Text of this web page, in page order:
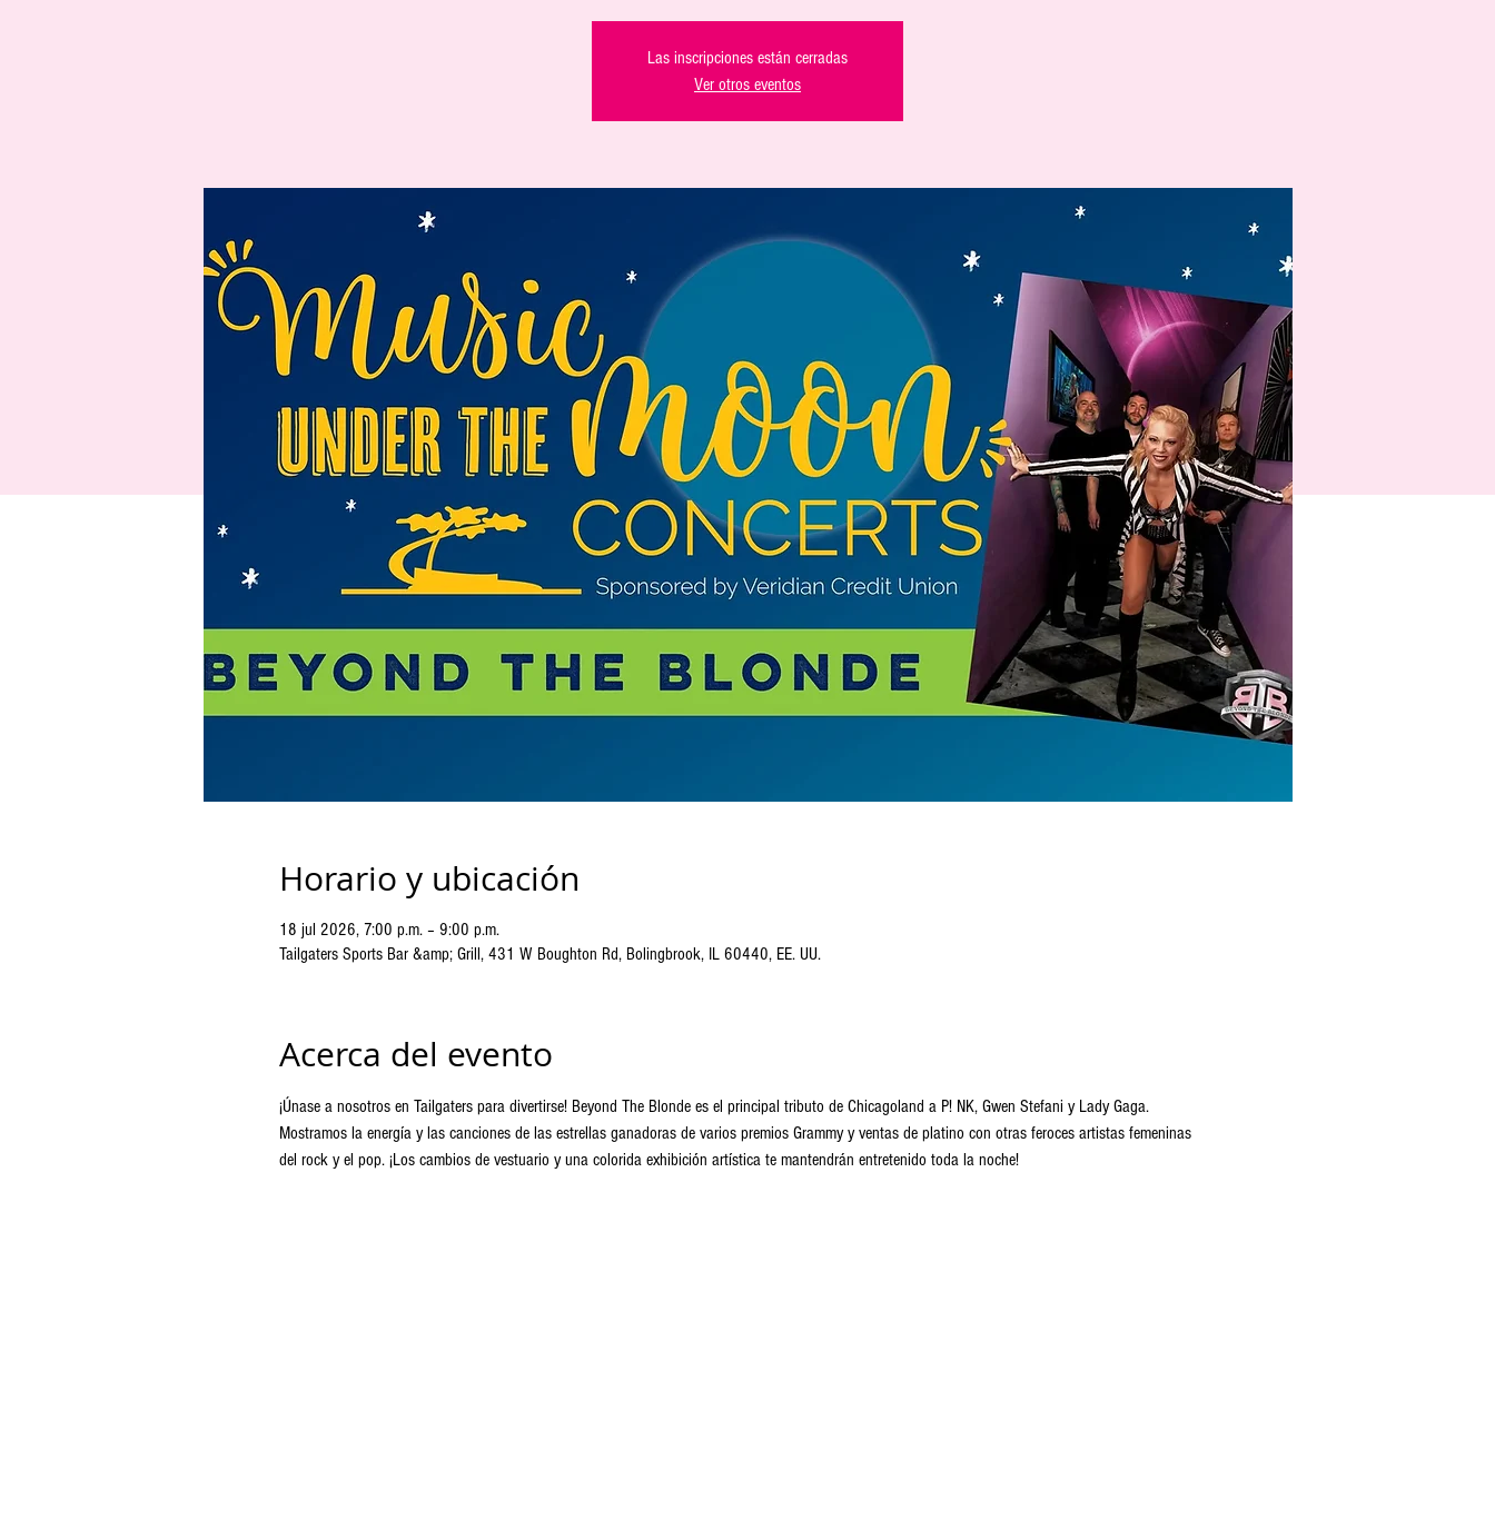
Las inscripciones están cerradas
Ver otros eventos
Horario y ubicación
18 jul 2026, 7:00 p.m. – 9:00 p.m.
Tailgaters Sports Bar &amp; Grill, 431 W Boughton Rd, Bolingbrook, IL 60440, EE. UU.
Acerca del evento
¡Únase a nosotros en Tailgaters para divertirse! Beyond The Blonde es el principal tributo de Chicagoland a P! NK, Gwen Stefani y Lady Gaga.
Mostramos la energía y las canciones de las estrellas ganadoras de varios premios Grammy y ventas de platino con otras feroces artistas femeninas
del rock y el pop. ¡Los cambios de vestuario y una colorida exhibición artística te mantendrán entretenido toda la noche!